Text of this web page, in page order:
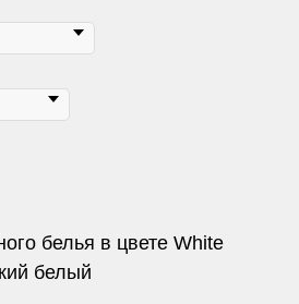
белья в цвете White
белый